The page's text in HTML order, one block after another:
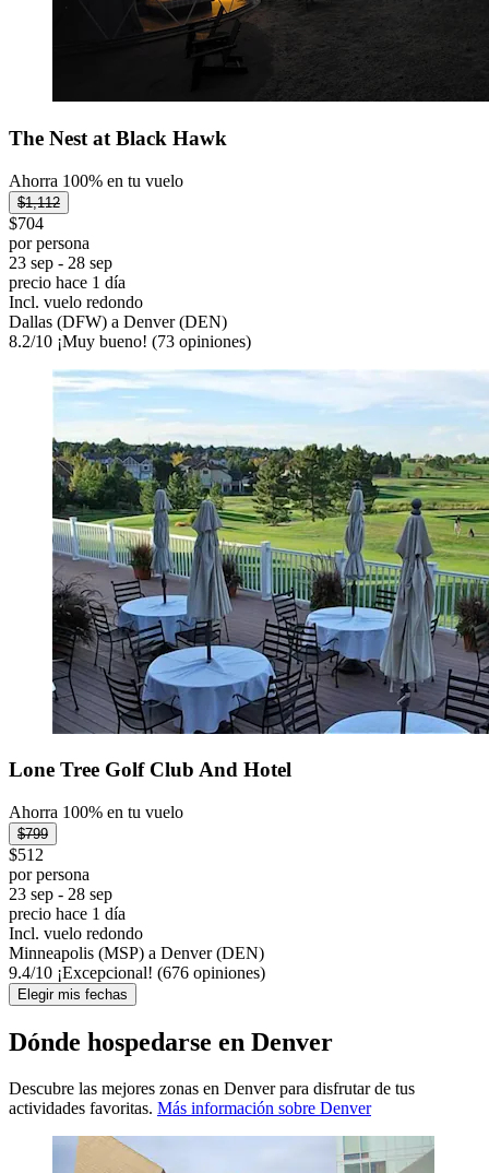
The Nest at Black Hawk
Ahorra 100% en tu vuelo
$1,112
$704
por persona
23 sep - 28 sep
precio hace 1 día
Incl. vuelo redondo
Dallas (DFW) a Denver (DEN)
8.2/10 ¡Muy bueno! (73 opiniones)
Lone Tree Golf Club And Hotel
Ahorra 100% en tu vuelo
$799
$512
por persona
23 sep - 28 sep
precio hace 1 día
Incl. vuelo redondo
Minneapolis (MSP) a Denver (DEN)
9.4/10 ¡Excepcional! (676 opiniones)
Elegir mis fechas
Dónde hospedarse en Denver
Descubre las mejores zonas en Denver para disfrutar de tus
actividades favoritas. Más información sobre Denver